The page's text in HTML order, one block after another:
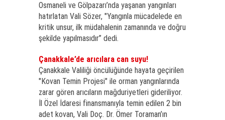
Osmaneli ve Gölpazarı’nda yaşanan yangınları
hatırlatan Vali Sözer, "Yangınla mücadelede en
kritik unsur, ilk müdahalenin zamanında ve doğru
şekilde yapılmasıdır” dedi.
Çanakkale’de arıcılara can suyu!
Çanakkale Valiliği öncülüğünde hayata geçirilen
"Kovan Temin Projesi" ile orman yangınlarında
zarar gören arıcıların mağduriyetleri gideriliyor.
İl Özel İdaresi finansmanıyla temin edilen 2 bin
adet kovan, Vali Doç. Dr. Ömer Toraman’ın